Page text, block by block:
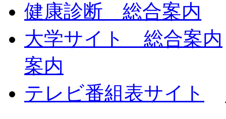
健康診断 総合案内
大学サイト 総合案内
案内
テレビ番組表サイト